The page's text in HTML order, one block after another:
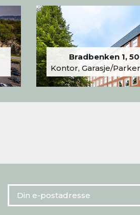
Bradbenken 1,
Kontor, Garasje/Parkering, Serveringslokale/